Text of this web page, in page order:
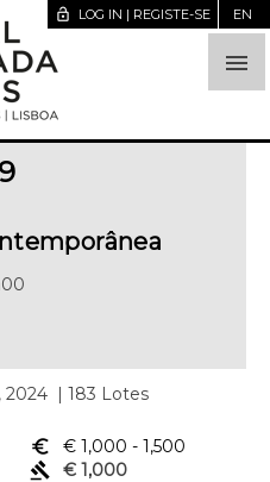

lock_open LOG IN | REGISTE-SE EN
2024 | 183 Lotes
euro_symbol € 1,000 - 1,500
gavel
€ 1,000